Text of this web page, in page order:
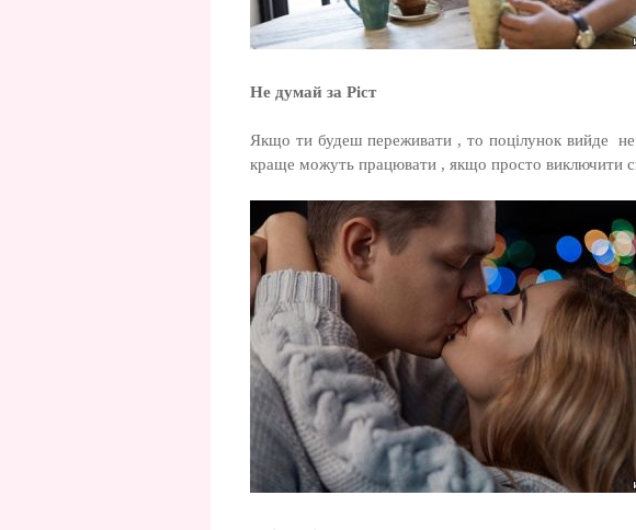
Не думай за Ріст
Якщо ти будеш переживати , то поцілунок вийде не
краще можуть працювати , якщо просто виключити